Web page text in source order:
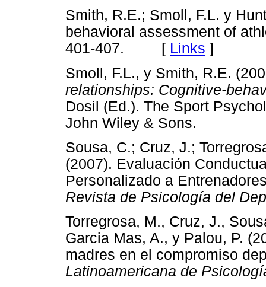
Smith, R.E.; Smoll, F.L. y
behavioral assessment of
401-407. [ Links ]
Smoll, F.L., y Smith, R.E.
relationships: Cognitive-
Dosil (Ed.). The Sport
John Wiley & Sons.
Sousa, C.; Cruz, J.;
(2007). Evaluación
Personalizado a
Revista de Psicología del
Torregrosa, M., Cruz, J.,
Garcia Mas, A., y Palou, P.
madres en el compromiso
Latinoamericana de